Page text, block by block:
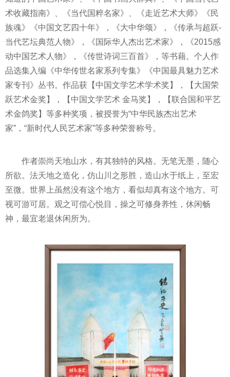
术收藏指南》、《当代国粹名家》、《走近艺术大师》《民
族魂》《中国文艺四十年》，《大中华颂》，《传承与超跃-
当代艺坛典范人物》，《国际华人杰出艺术家》，《2015感
动中国艺术人物》，《传世诗词三百首》，等书藉。个人作
品选集入编《中华传世名家系列专集》《中国最具魅力艺术
家专刊》丛书。作品获【中国文学艺术学术奖】，【大国荣
跃艺术金奖】，【中国文学艺术 金马奖】，【联合国和平艺
术金鸽奖】等多种奖项，被授誉为“中华民族杰出艺术
家”，“新时代人民艺术家”等多种荣誉称号。
作者崇尚天地山水，有其独特的风格。无笔无墨，随心
所欲。法天地之造化，仿山川之形胜，造山水于纸上，至宏
至微。世界上虽然没有这个地方，看似却真有这个地方。可
视可游可居。观之可偿心悦目，操之可修身养性，休闲畅
神，最宜老退休闲所为。